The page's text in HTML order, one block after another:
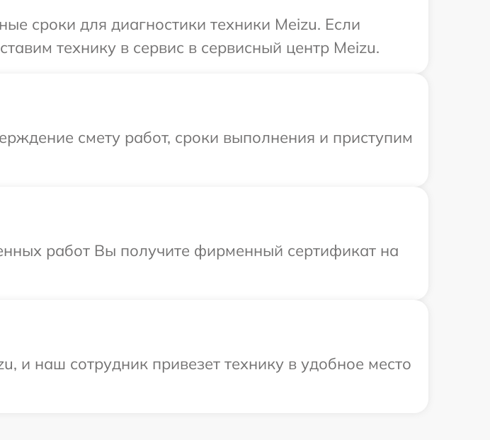
сроки для диагностики техники Meizu. Если
технику в сервис в сервисный центр Meizu.
смету работ, сроки выполнения и приступим
работ Вы получите фирменный сертификат на
наш сотрудник привезет технику в удобное место